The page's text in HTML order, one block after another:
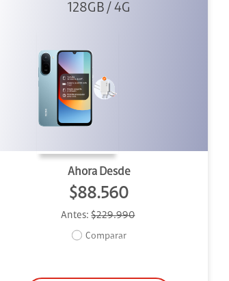
Azul + Cargador
128GB / 4G
Ahora Desde
$88.560
Antes:$229.990
Comparar